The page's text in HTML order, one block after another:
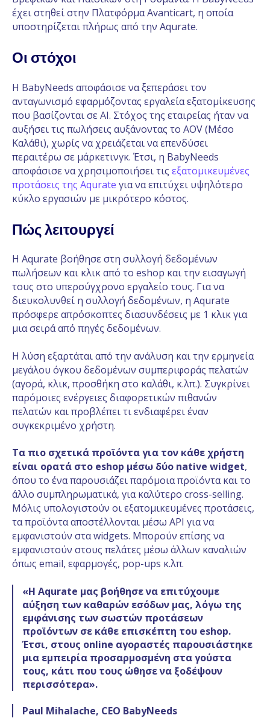
έχει στηθεί στην Πλατφόρμα Avanticart, η οποία
υποστηρίζεται πλήρως από την Aqurate.
Οι στόχοι
Η BabyNeeds αποφάσισε να ξεπεράσει τον
ανταγωνισμό εφαρμόζοντας εργαλεία εξατομίκευσης
που βασίζονται σε AI. Στόχος της εταιρείας ήταν να
αυξήσει τις πωλήσεις αυξάνοντας το AOV (Μέσο
Καλάθι), χωρίς να χρειάζεται να επενδύσει
περαιτέρω σε μάρκετινγκ. Έτσι, η BabyNeeds
αποφάσισε να χρησιμοποιήσει τις εξατομικευμένες
προτάσεις της Aqurate για να επιτύχει υψηλότερο
κύκλο εργασιών με μικρότερο κόστος.
Πώς λειτουργεί
Η Aqurate βοήθησε στη συλλογή δεδομένων
πωλήσεων και κλικ από το eshop και την εισαγωγή
τους στο υπερσύγχρονο εργαλείο τους. Για να
διευκολυνθεί η συλλογή δεδομένων, η Aqurate
πρόσφερε απρόσκοπτες διασυνδέσεις με 1 κλικ για
μια σειρά από πηγές δεδομένων.
Η λύση εξαρτάται από την ανάλυση και την ερμηνεία
μεγάλου όγκου δεδομένων συμπεριφοράς πελατών
(αγορά, κλικ, προσθήκη στο καλάθι, κ.λπ.). Συγκρίνει
παρόμοιες ενέργειες διαφορετικών πιθανών
πελατών και προβλέπει τι ενδιαφέρει έναν
συγκεκριμένο χρήστη.
Τα πιο σχετικά προϊόντα για τον κάθε χρήστη
είναι ορατά στο eshop μέσω δύο native widget,
όπου το ένα παρουσιάζει παρόμοια προϊόντα και το
άλλο συμπληρωματικά, για καλύτερο cross-selling.
Μόλις υπολογιστούν οι εξατομικευμένες προτάσεις,
τα προϊόντα αποστέλλονται μέσω API για να
εμφανιστούν στα widgets. Μπορούν επίσης να
εμφανιστούν στους πελάτες μέσω άλλων καναλιών
όπως email, εφαρμογές, pop-ups κ.λπ.
«Η Aqurate μας βοήθησε να επιτύχουμε
αύξηση των καθαρών εσόδων μας, λόγω της
εμφάνισης των σωστών προτάσεων
προϊόντων σε κάθε επισκέπτη του eshop.
Έτσι, στους online αγοραστές παρουσιάστηκε
μια εμπειρία προσαρμοσμένη στα γούστα
τους, κάτι που τους ώθησε να ξοδέψουν
περισσότερα».
Paul Mihalache, CEO BabyNeeds